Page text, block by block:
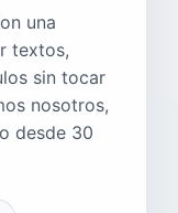
una
textos,
sin tocar
nosotros,
desde 30